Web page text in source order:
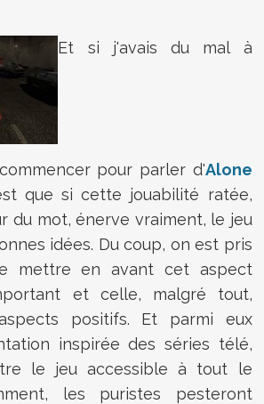
Et si j'avais du mal à
pour parler d'Alone
que si cette jouabilité ratée,
du mot, énerve vraiment, le jeu
idées. Du coup, on est pris
mettre en avant cet aspect
et celle, malgré tout,
positifs. Et parmi eux
inspirée des séries télé,
le jeu accessible à tout le
les puristes pesteront